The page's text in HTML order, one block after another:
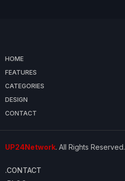
HOME
FEATURES
CATEGORIES
DESIGN
CONTACT
UP24Network. All Rights Reserved.
.CONTACT